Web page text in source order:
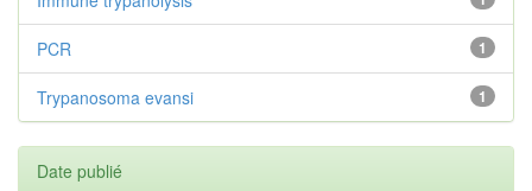
1
PCR
1
Trypanosoma evansi
Date publié